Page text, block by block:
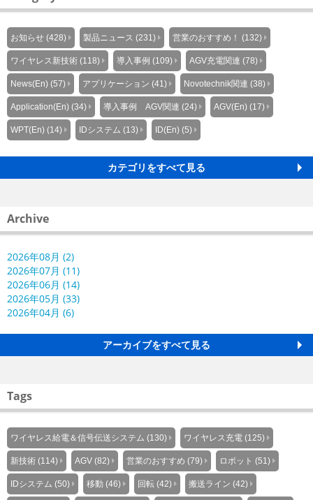
お知らせ (428) 製品ニュース (231) 営業のおすすめ！ (132)
ワイヤレス新技術 (118) 導入事例 (109) AGV充電関連 (78)
News(En) (57) アプリケーション (41) Novotechnik関連 (38)
Application(En) (34) 導入事例 AGV関連 (24) AGV(En) (17)
WPT(En) (14) IDシステム (13) ID(En) (5)
カテゴリをすべて見る
Archive
2026年08月 (2)
2026年07月 (11)
2026年06月 (14)
2026年05月 (33)
2026年04月 (6)
アーカイブをすべて見る
Tags
ワイヤレス給電＆信号伝送システム (130) ワイヤレス充電 (125)
新技術 (114) AGV (82) 営業のおすすめ (79) ロボット (51)
IDシステム (50) 移動 (46) 回転 (42) 搬送ライン (42)